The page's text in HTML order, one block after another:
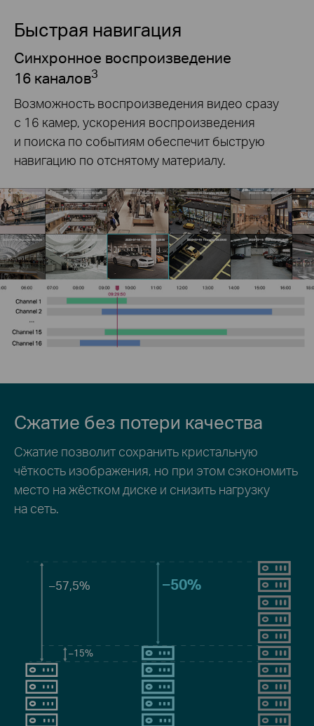
Быстрая навигация
Синхронное воспроизведение
16 каналов3
Возможность воспроизведения видео сразу
с 16 камер, ускорения воспроизведения
и поиска по событиям обеспечит быструю
навигацию по отснятому материалу.
–57,5% –50%
–15%
Сжатие без потери качества
Сжатие позволит сохранить кристальную
чёткость изображения, но при этом сэкономить
место на жёстком диске и снизить нагрузку
на сеть.